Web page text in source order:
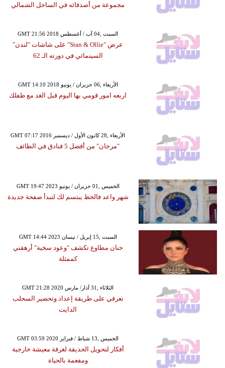
مجموعة من أصدقائه في الساحل الشمالي
GMT 21:56 2018 السبت ,04 آب / أغسطس
عرض "Stan & Ollie" على شاشات "لندن"
السينمائي في دورته الـ 62
GMT 14:10 2018 الأربعاء ,06 حزيران / يونيو
اربعه امور قومي بها اليوم قبل الغد مع طفلك
GMT 07:17 2016 الأربعاء ,28 كانون الأول / ديسمبر
"مرجان" من أفضل 5 فنادق في الطائف
GMT 19:47 2023 الخميس ,01 حزيران / يونيو
شهر واعد فالحظ يبتسم لك لتبدأ صفحة جديدة
GMT 14:44 2023 السبت ,15 إبريل / نيسان
حنان مطاوع تكشف "وعود سخية" أرهقني
كممثلة
GMT 21:28 2020 الثلاثاء ,31 آذار/ مارس
تعرفي على طريقة إعداد وتحضير السحلب
الدايت
GMT 03:59 2020 الخميس ,13 شباط / فبراير
أفكار لتحويل الحديقة لغرفة معيشة خارجية
ومفعمة بالحياة